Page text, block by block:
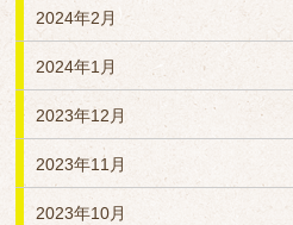
2024年2月
2024年1月
2023年12月
2023年11月
2023年10月